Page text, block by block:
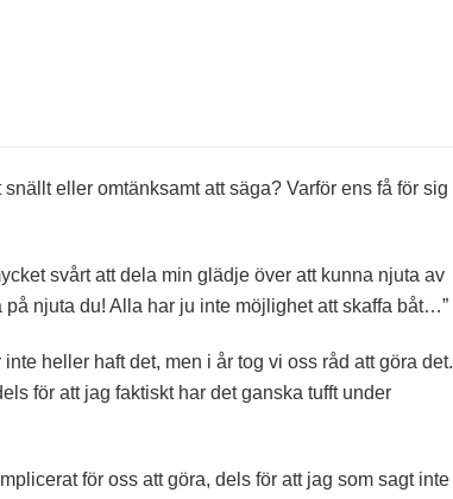
eller omtänksamt att säga? Varför ens få för sig
svårt att dela min glädje över att kunna njuta av
njuta du! Alla har ju inte möjlighet att skaffa båt…”
heller haft det, men i år tog vi oss råd att göra det.
för att jag faktiskt har det ganska tufft under
för oss att göra, dels för att jag som sagt inte